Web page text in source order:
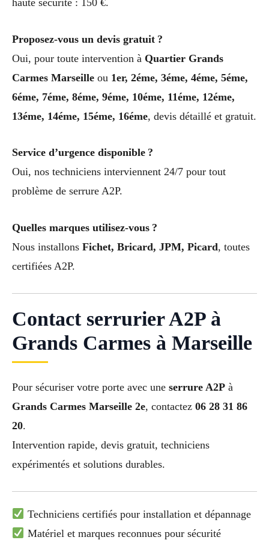
Proposez-vous un devis gratuit ?
Oui, pour toute intervention à Quartier Grands
Carmes Marseille ou 1er, 2éme, 3éme, 4éme, 5éme,
6éme, 7éme, 8éme, 9éme, 10éme, 11éme, 12éme,
13éme, 14éme, 15éme, 16éme, devis détaillé et gratuit.
Service d’urgence disponible ?
Oui, nos techniciens interviennent 24/7 pour tout
problème de serrure A2P.
Quelles marques utilisez-vous ?
Nous installons Fichet, Bricard, JPM, Picard, toutes
certifiées A2P.
Contact serrurier A2P à
Grands Carmes à Marseille
Pour sécuriser votre porte avec une serrure A2P à
Grands Carmes Marseille 2e, contactez 06 28 31 86
20.
Intervention rapide, devis gratuit, techniciens
expérimentés et solutions durables.
Techniciens certifiés pour installation et dépannage
Matériel et marques reconnues pour sécurité